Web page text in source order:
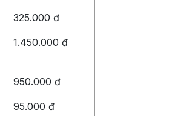
325.000 đ
1.450.000 đ
950.000 đ
95.000 đ